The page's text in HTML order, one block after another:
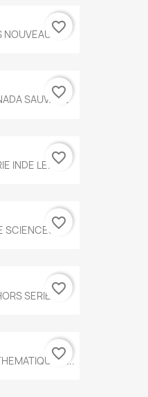
NOUVEAUX...
favorite_border
SAUVAGE
favorite_border
INDE LE...favorite_border
SCIENCES...
favorite_border
SERIE...favorite_border
N...
favorite_border